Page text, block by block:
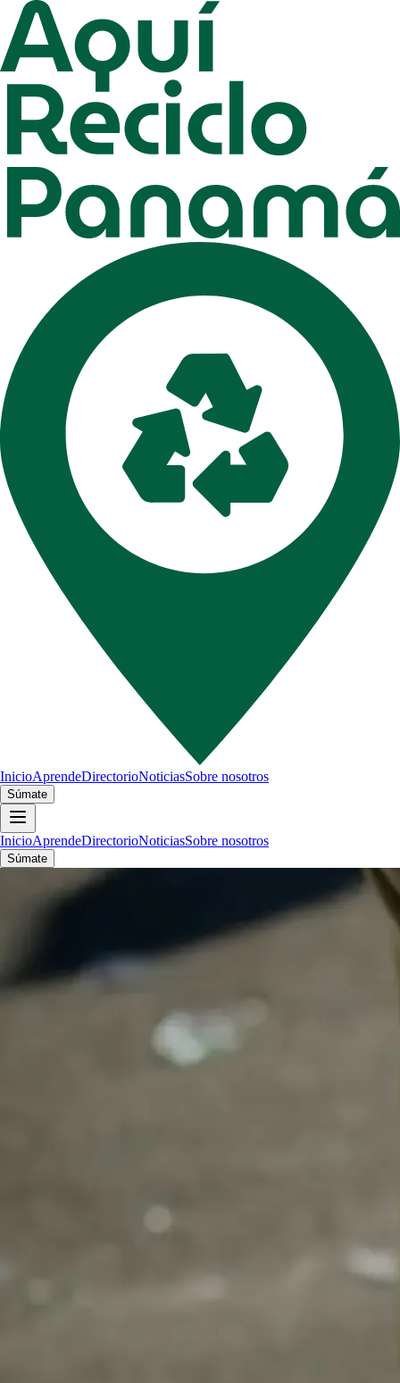
InicioAprendeDirectorioNoticiasSobre nosotros
Súmate
InicioAprendeDirectorioNoticiasSobre nosotros
Súmate